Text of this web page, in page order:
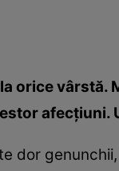
orice
afecţiuni.
dor